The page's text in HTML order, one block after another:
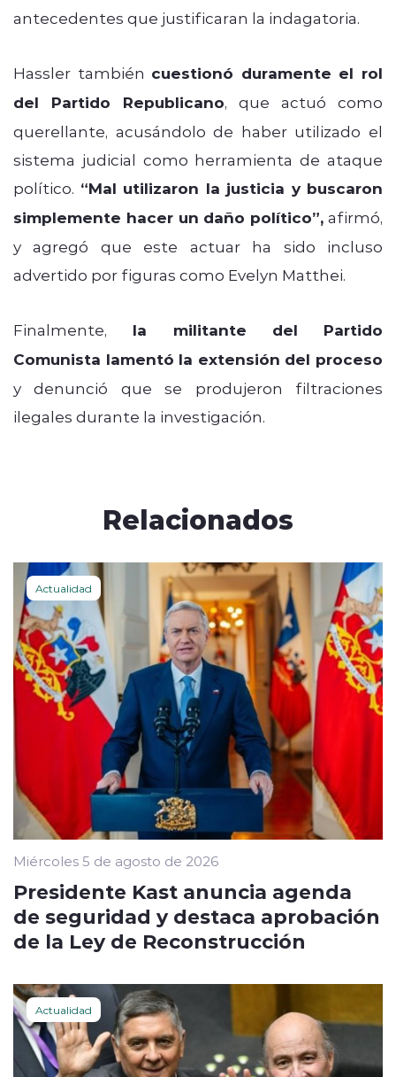
antecedentes que justificaran la indagatoria.
Hassler también cuestionó duramente el rol
del Partido Republicano, que actuó como
querellante, acusándolo de haber utilizado el
sistema judicial como herramienta de ataque
político. “Mal utilizaron la justicia y buscaron
simplemente hacer un daño político”, afirmó,
y agregó que este actuar ha sido incluso
advertido por figuras como Evelyn Matthei.
Finalmente, la militante del Partido
Comunista lamentó la extensión del proceso
y denunció que se produjeron filtraciones
ilegales durante la investigación.
Relacionados
Actualidad
Miércoles 5 de agosto de 2026
Presidente Kast anuncia agenda
de seguridad y destaca aprobación
de la Ley de Reconstrucción
Actualidad